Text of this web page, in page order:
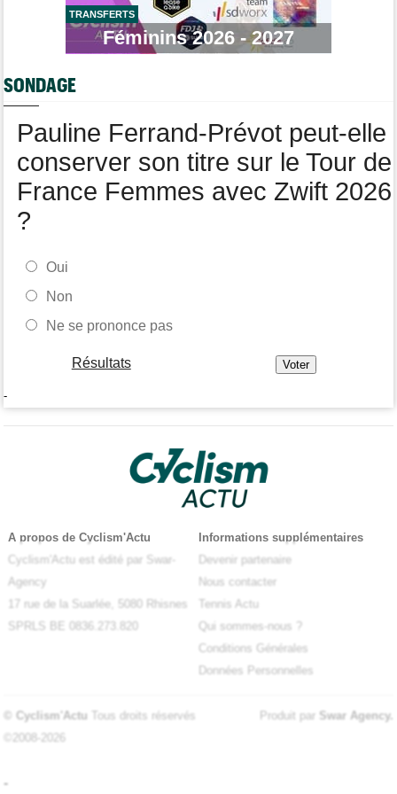
Quels seront les prochains défis du champion du monde Tadej
Pogacar ?
TRANSFERTS
Féminins 2026 - 2027
SONDAGE
Pauline Ferrand-Prévot peut-elle
conserver son titre sur le Tour de
France Femmes avec Zwift 2026
?
Oui
Non
Ne se prononce pas
Résultats
-
A propos de Cyclism'Actu
Cyclism'Actu est édité par Swar-
Agency
17 rue de la Suarlée, 5080 Rhisnes
SPRLS BE 0836.273.820
Informations supplémentaires
Devenir partenaire
Nous contacter
Tennis Actu
Qui sommes-nous ?
Conditions Générales
Données Personnelles
© Cyclism'Actu Tous droits réservés
©2008-2026
Produit par Swar Agency.
-